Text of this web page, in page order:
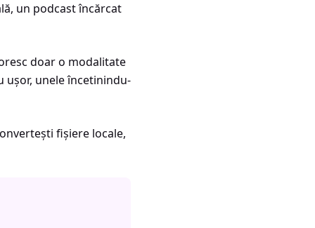
un podcast încărcat
doar o modalitate
ușor, unele încetinindu-
fișiere locale,